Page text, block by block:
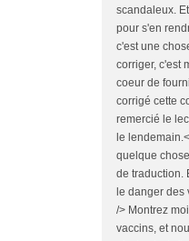
scandaleux.
pour s'en
c'est une
corriger, c'est
coeur de
corrigé cette
remercié le
le
quelque
de traduction.
le danger des
/> Montrez
vaccins, et